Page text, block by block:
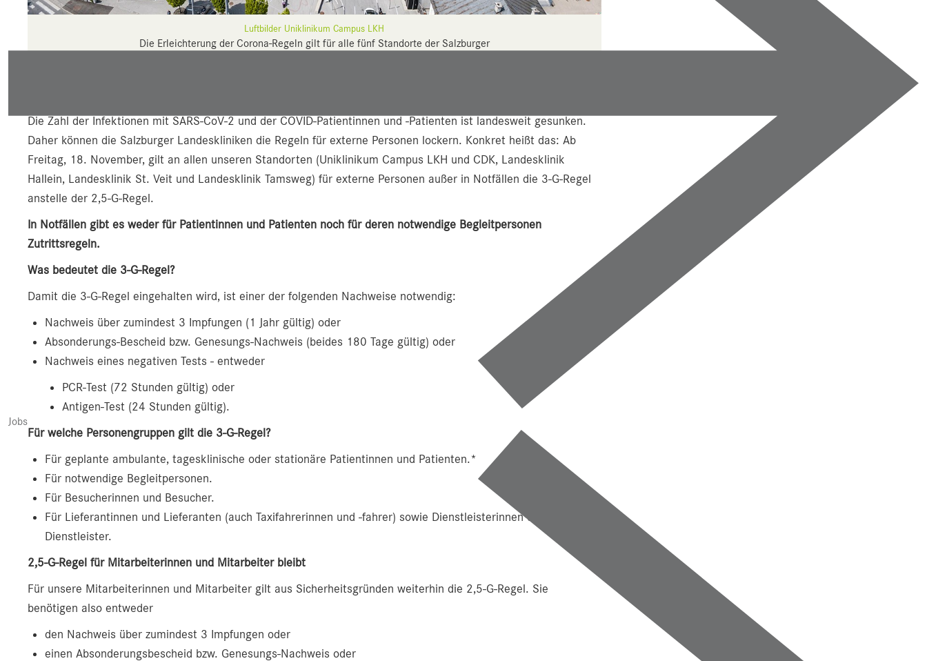
Jobs
Luftbilder Uniklinikum Campus LKH
Die Erleichterung der Corona-Regeln gilt für alle fünf Standorte der Salzburger
Die Zahl der Infektionen mit SARS-CoV-2 und der COVID-Patientinnen und -Patienten ist landesweit gesunken.
Daher können die Salzburger Landeskliniken die Regeln für externe Personen lockern. Konkret heißt das: Ab
Freitag, 18. November, gilt an allen unseren Standorten (Uniklinikum Campus LKH und CDK, Landesklinik
Hallein, Landesklinik St. Veit und Landesklinik Tamsweg) für externe Personen außer in Notfällen die 3-G-Regel
anstelle der 2,5-G-Regel.
In Notfällen gibt es weder für Patientinnen und Patienten noch für deren notwendige Begleitpersonen
Zutrittsregeln.
Was bedeutet die 3-G-Regel?
Damit die 3-G-Regel eingehalten wird, ist einer der folgenden Nachweise notwendig:
Nachweis über zumindest 3 Impfungen (1 Jahr gültig) oder
Absonderungs-Bescheid bzw. Genesungs-Nachweis (beides 180 Tage gültig) oder
Nachweis eines negativen Tests - entweder
PCR-Test (72 Stunden gültig) oder
Antigen-Test (24 Stunden gültig).
Für welche Personengruppen gilt die 3-G-Regel?
Für geplante ambulante, tagesklinische oder stationäre Patientinnen und Patienten.*
Für notwendige Begleitpersonen.
Für Besucherinnen und Besucher.
Für Lieferantinnen und Lieferanten (auch Taxifahrerinnen und -fahrer) sowie Dienstleisterinnen und
Dienstleister.
2,5-G-Regel für Mitarbeiterinnen und Mitarbeiter bleibt
Für unsere Mitarbeiterinnen und Mitarbeiter gilt aus Sicherheitsgründen weiterhin die 2,5-G-Regel. Sie
benötigen also entweder
den Nachweis über zumindest 3 Impfungen oder
einen Absonderungsbescheid bzw. Genesungs-Nachweis oder